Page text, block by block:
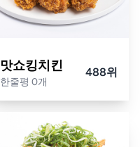
맛쇼킹치킨
한줄평 0개
488위